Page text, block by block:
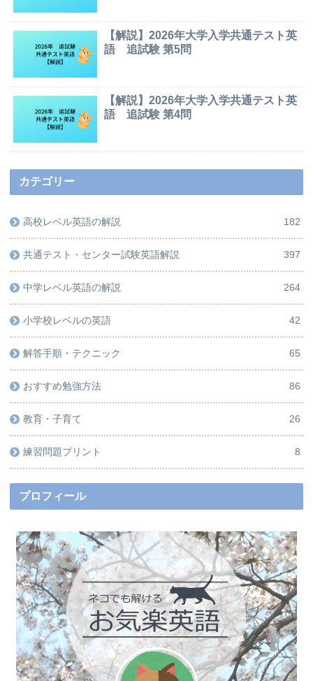
【解説】2026年大学入学共通テスト英
語 追試験 第5問
【解説】2026年大学入学共通テスト英
語 追試験 第4問
カテゴリー
高校レベル英語の解説 182
共通テスト・センター試験英語解説 397
中学レベル英語の解説 264
小学校レベルの英語 42
解答手順・テクニック 65
おすすめ勉強方法 86
教育・子育て 26
練習問題プリント 8
プロフィール